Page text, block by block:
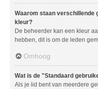
Waarom staan verschillende
kleur?
De beheerder kan een kleur
hebben, dit is om de leden
Omhoog
Wat is de "Standaard
Als je lid bent van meerdere